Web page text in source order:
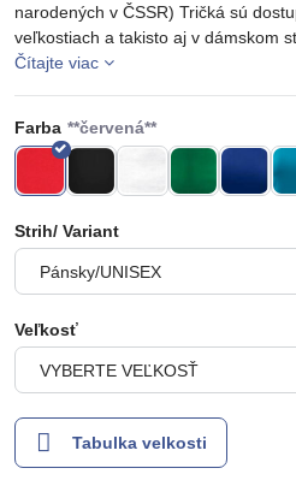
narodených v ČSSR) Tričká sú
veľkostiach a takisto aj v dámskom
Čítajte viac
Farba
Strih/ Variant
Veľkosť
Tabulka velkosti